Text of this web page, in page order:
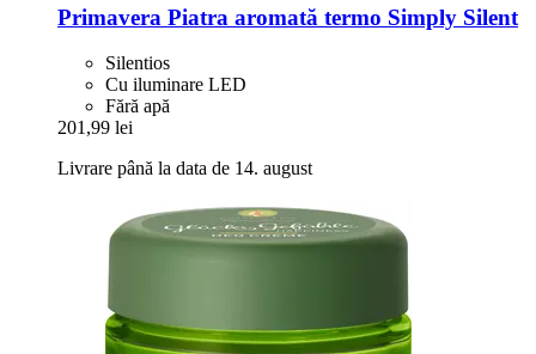
Primavera Piatra aromată termo Simply Silent
Silentios
Cu iluminare LED
Fără apă
201,99 lei
Livrare până la data de 14. august